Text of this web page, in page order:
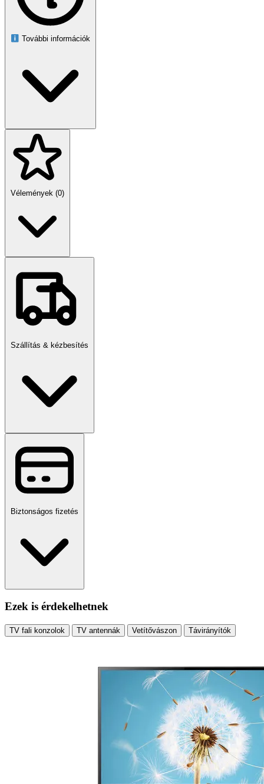
További információk
Vélemények (0)
Szállítás & kézbesítés
Biztonságos fizetés
Ezek is érdekelhetnek
TV fali konzolok TV antennák Vetítővászon Távirányítók